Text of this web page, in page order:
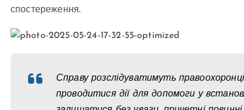
спостереження.
Справу розслідуватимуть
проводитися дії для допомоги у